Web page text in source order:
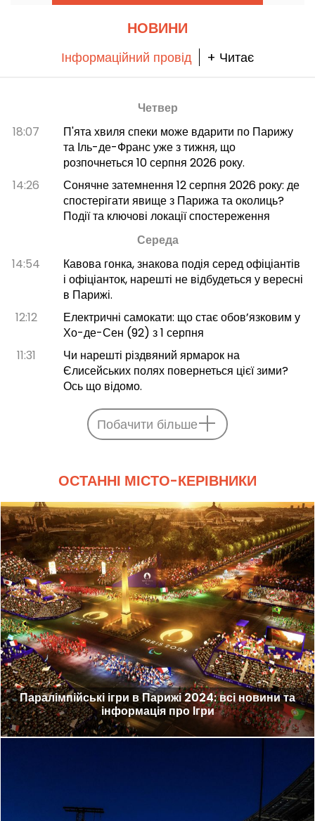
НОВИНИ
Інформаційний провід + Читає
Четвер
18:07
П'ята хвиля спеки може вдарити по Парижу
та Іль-де-Франс уже з тижня, що
розпочнеться 10 серпня 2026 року.
14:26
Сонячне затемнення 12 серпня 2026 року: де
спостерігати явище з Парижа та околиць?
Події та ключові локації спостереження
Середа
14:54
Кавова гонка, знакова подія серед офіціантів
і офіціанток, нарешті не відбудеться у вересні
в Парижі.
12:12
Електричні самокати: що стає обов’язковим у
Хо-де-Сен (92) з 1 серпня
11:31
Чи нарешті різдвяний ярмарок на
Єлисейських полях повернеться цієї зими?
Ось що відомо.
Побачити більше
ОСТАННІ МІСТО-КЕРІВНИКИ
Паралімпійські ігри в Парижі 2024: всі новини та
інформація про Ігри